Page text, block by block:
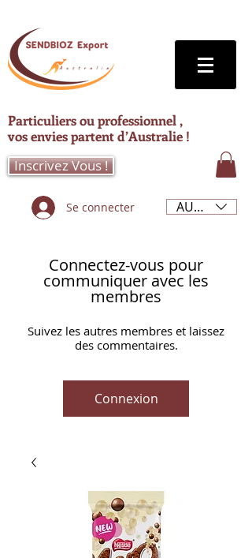
Particuliers ou professionnel ,
vos envies partent d’Australie !
Inscrivez Vous !
Se connecter AUD (AU$)
Connectez-vous pour
communiquer avec les
membres
Suivez les autres membres et laissez
des commentaires.
Connexion